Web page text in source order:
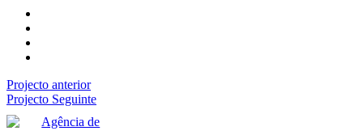
Projecto anterior
Projecto Seguinte